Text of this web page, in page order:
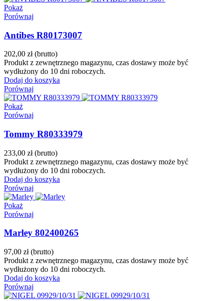
Pokaż
Porównaj
Antibes R80173007
202,00 zł (brutto)
Produkt z zewnętrznego magazynu, czas dostawy może być
wydłużony do 10 dni roboczych.
Dodaj do koszyka
Porównaj
Pokaż
Porównaj
Tommy R80333979
233,00 zł (brutto)
Produkt z zewnętrznego magazynu, czas dostawy może być
wydłużony do 10 dni roboczych.
Dodaj do koszyka
Porównaj
Pokaż
Porównaj
Marley 802400265
97,00 zł (brutto)
Produkt z zewnętrznego magazynu, czas dostawy może być
wydłużony do 10 dni roboczych.
Dodaj do koszyka
Porównaj